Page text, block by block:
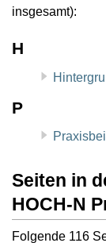
insgesamt):
H
P
Seiten in
HOCH-N
Folgende 116